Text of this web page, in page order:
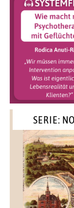
SERIE: